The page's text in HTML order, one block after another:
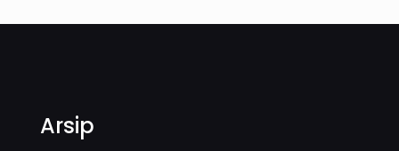
Arsip